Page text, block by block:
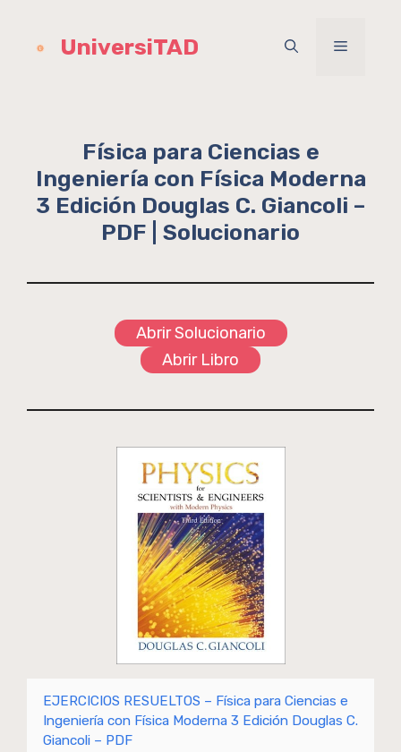
contenidoUniversiTAD Menú
Física para Ciencias e
Ingeniería con Física Moderna
3 Edición Douglas C. Giancoli –
PDF | Solucionario
Abrir Solucionario
Abrir Libro
EJERCICIOS RESUELTOS – Física para Ciencias e
Ingeniería con Física Moderna 3 Edición Douglas C.
Giancoli – PDF